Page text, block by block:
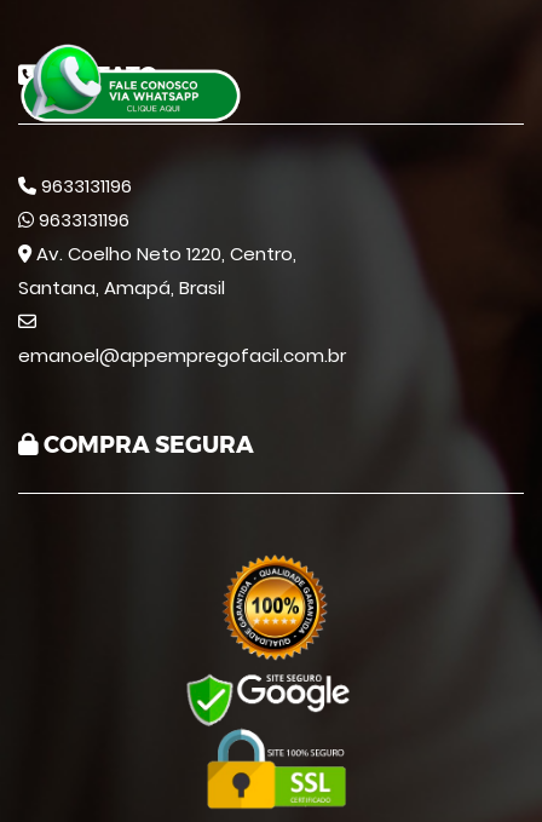
CONTATO
9633131196
9633131196
Av. Coelho Neto 1220, Centro,
Santana, Amapá, Brasil
emanoel@appempregofacil.com.br
COMPRA SEGURA